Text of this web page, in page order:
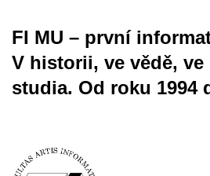
FI MU – první
V historii, ve vědě, ve
studia. Od roku 1994